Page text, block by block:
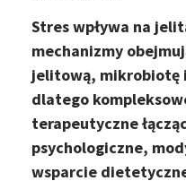
Stres wpływa na
mechanizmy
jelitową, mikrobiotę
dlatego
terapeutyczne
psychologiczne,
wsparcie